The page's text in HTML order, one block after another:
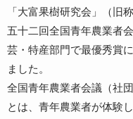
「大富果樹研究会」（旧
五十二回全国青年農業者
芸・特産部門で最優秀賞
ました。
全国青年農業者会議（社
とは、青年農業者が体験